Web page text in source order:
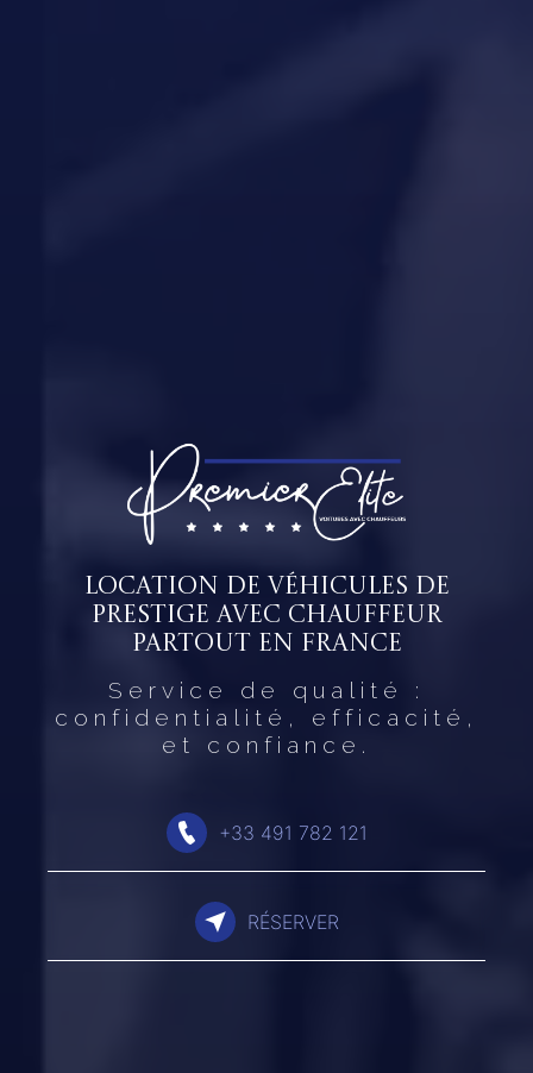
Location de véhicules de
prestige avec chauffeur
partout en France
Service de qualité :
confidentialité, efficacité,
et confiance.
+33 491 782 121
RÉSERVER